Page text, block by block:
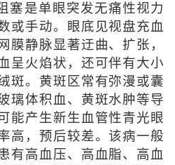
塞是单眼突发无痛性视力
或手动。眼底见视盘充血
膜静脉显著迂曲、扩张，
呈火焰状，还可伴有大小
斑。黄斑区常有弥漫或囊
璃体积血、黄斑水肿等导
能产生新生血管性青光眼
高，预后较差。该病一般
有高血压、高血脂、高血